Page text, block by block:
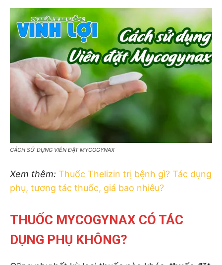
CÁCH SỬ DỤNG VIÊN ĐẶT MYCOGYNAX
Xem thêm: Thuốc Thelizin trị bệnh gì? Tác dụng
phụ, tương tác thuốc, giá bao nhiêu?
THUỐC MYCOGYNAX CÓ TÁC
DỤNG PHỤ KHÔNG?